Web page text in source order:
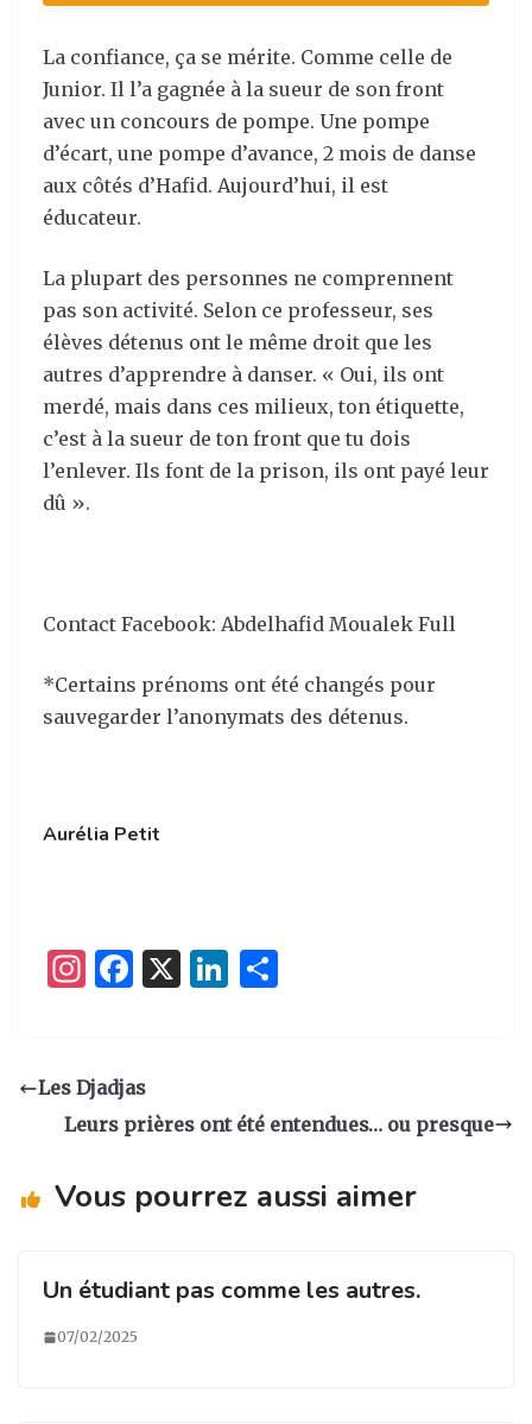
La confiance, ça se mérite. Comme celle de
Junior. Il l’a gagnée à la sueur de son front
avec un concours de pompe. Une pompe
d’écart, une pompe d’avance, 2 mois de danse
aux côtés d’Hafid. Aujourd’hui, il est
éducateur.
La plupart des personnes ne comprennent
pas son activité. Selon ce professeur, ses
élèves détenus ont le même droit que les
autres d’apprendre à danser. « Oui, ils ont
merdé, mais dans ces milieux, ton étiquette,
c’est à la sueur de ton front que tu dois
l’enlever. Ils font de la prison, ils ont payé leur
dû ».
Contact Facebook: Abdelhafid Moualek Full
*Certains prénoms ont été changés pour
sauvegarder l’anonymats des détenus.
Aurélia Petit
I
a
g
m
F
e
b
o
X
Li
dI er
Les Djadjas
Leurs prières ont été entendues… ou presque
Vous pourrez aussi aimer
Un étudiant pas comme les autres.
07/02/2025